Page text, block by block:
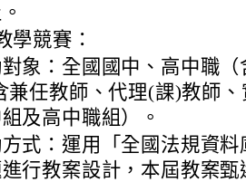
學競賽：
象：全國國中、高中職
兼任教師、代理(課)教師
及高中職組）。
式：運用「全國法規資
行教案設計，本屆教案